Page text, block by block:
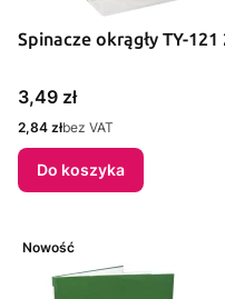
Spinacze okrągły TY-
Cena
3,49 zł
Cena
2,84 złbez VAT
Do koszyka
Nowość